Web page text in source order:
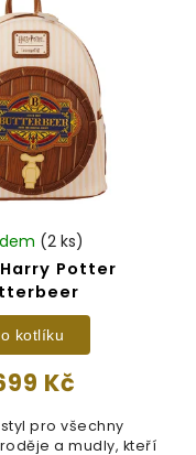
Potter
(2 ks)
Kč
kotlíku
pro všechny
a mudly, kteří